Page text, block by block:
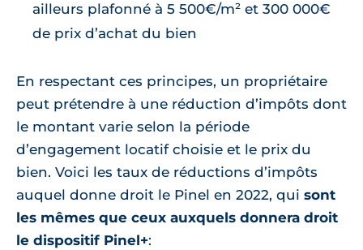
ailleurs plafonné à 5 500€/m² et 300 000€
de prix d’achat du bien
En respectant ces principes, un propriétaire
peut prétendre à une réduction d’impôts dont
le montant varie selon la période
d’engagement locatif choisie et le prix du
bien. Voici les taux de réductions d’impôts
auquel donne droit le Pinel en 2022, qui sont
les mêmes que ceux auxquels donnera droit
le dispositif Pinel+: